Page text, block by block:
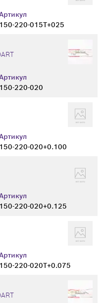
150-220-015T+025
150-220-020
150-220-020+0.100
150-220-020+0.125
150-220-020T+0.075